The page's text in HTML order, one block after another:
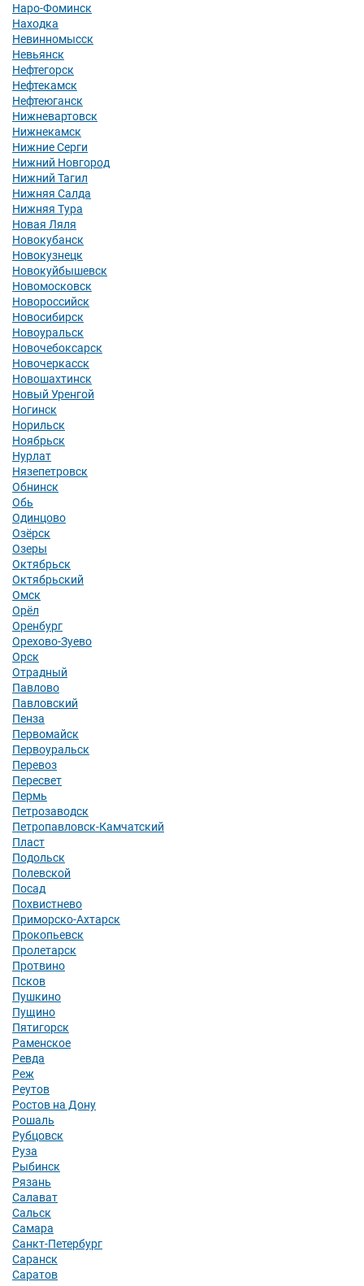
Наро-Фоминск
Находка
Невинномысск
Невьянск
Нефтегорск
Нефтекамск
Нефтеюганск
Нижневартовск
Нижнекамск
Нижние Серги
Нижний Новгород
Нижний Тагил
Нижняя Салда
Нижняя Тура
Новая Ляля
Новокубанск
Новокузнецк
Новокуйбышевск
Новомосковск
Новороссийск
Новосибирск
Новоуральск
Новочебоксарск
Новочеркасск
Новошахтинск
Новый Уренгой
Ногинск
Норильск
Ноябрьск
Нурлат
Нязепетровск
Обнинск
Обь
Одинцово
Озёрск
Озеры
Октябрьск
Октябрьский
Омск
Орёл
Оренбург
Орехово-Зуево
Орск
Отрадный
Павлово
Павловский
Пенза
Первомайск
Первоуральск
Перевоз
Пересвет
Пермь
Петрозаводск
Петропавловск-Камчатский
Пласт
Подольск
Полевской
Посад
Похвистнево
Приморско-Ахтарск
Прокопьевск
Пролетарск
Протвино
Псков
Пушкино
Пущино
Пятигорск
Раменское
Ревда
Реж
Реутов
Ростов на Дону
Рошаль
Рубцовск
Руза
Рыбинск
Рязань
Салават
Сальск
Самара
Санкт-Петербург
Саранск
Саратов